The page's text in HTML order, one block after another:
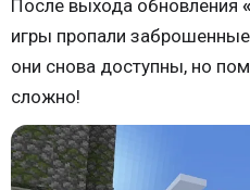
После выхода обновления
игры пропали
они снова доступны, но
сложно!